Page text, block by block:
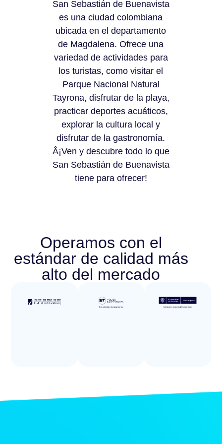
San Sebastián de Buenavista
es una ciudad colombiana
ubicada en el departamento
de Magdalena. Ofrece una
variedad de actividades para
los turistas, como visitar el
Parque Nacional Natural
Tayrona, disfrutar de la playa,
practicar deportes acuáticos,
explorar la cultura local y
disfrutar de la gastronomía.
Â¡Ven y descubre todo lo que
San Sebastián de Buenavista
tiene para ofrecer!
Operamos con el
estándar de calidad más
alto del mercado